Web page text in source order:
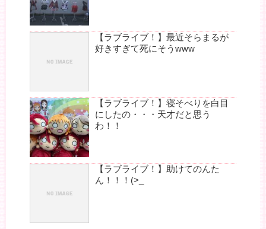
【ラブライブ！】最近そらまるが
好きすぎて死にそうwww
【ラブライブ！】寝そべりを白目
にしたの・・・天才だと思う
わ！！
【ラブライブ！】助けてのんた
ん！！！(>_